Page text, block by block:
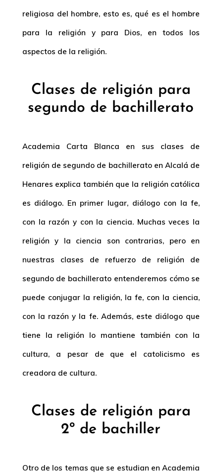
religiosa del hombre, esto es, qué es el hombre
para la religión y para Dios, en todos los
aspectos de la religión.
Clases de religión para
segundo de bachillerato
Academia Carta Blanca en sus clases de
religión de segundo de bachillerato en Alcalá de
Henares explica también que la religión católica
es diálogo. En primer lugar, diálogo con la fe,
con la razón y con la ciencia. Muchas veces la
religión y la ciencia son contrarias, pero en
nuestras clases de refuerzo de religión de
segundo de bachillerato entenderemos cómo se
puede conjugar la religión, la fe, con la ciencia,
con la razón y la fe. Además, este diálogo que
tiene la religión lo mantiene también con la
cultura, a pesar de que el catolicismo es
creadora de cultura.
Clases de religión para
2º de bachiller
Otro de los temas que se estudian en Academia